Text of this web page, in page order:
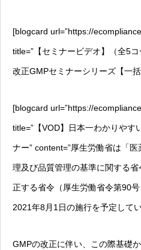
[blogcard url=”https://
title=”【セミナービデオ】（全5
改正GMPセミナーシリーズ【一
[blogcard url=”https://
title=”【VOD】日本一わかりやす
ナー” content=”厚生労働省は「
理及び品質管理の基準に関する
正する省令（厚生労働省令第90号
2021年8月1日の施行を予定してい
GMPの改正に伴い、この際基礎